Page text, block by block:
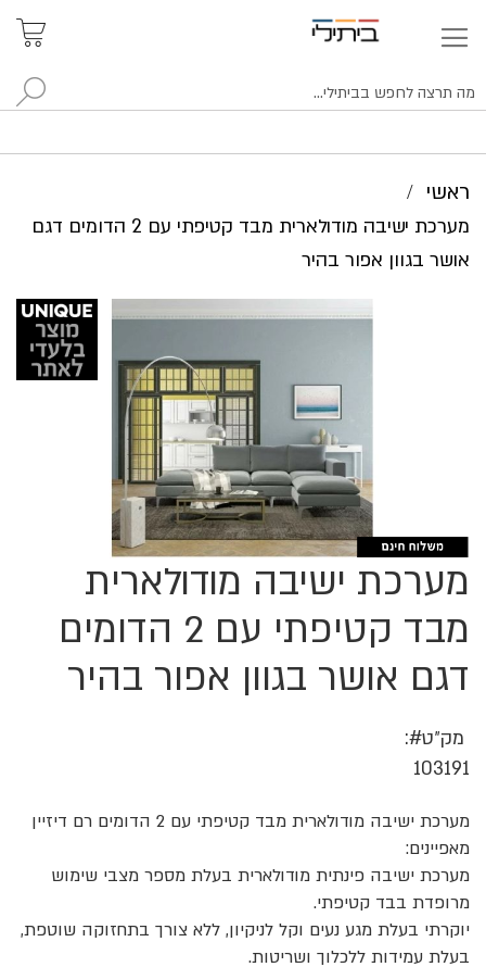
ראשי
מערכת ישיבה מודולארית מבד קטיפתי עם 2 הדומים דגם
אושר בגוון אפור בהיר
מערכת ישיבה מודולארית
מבד קטיפתי עם 2 הדומים
דגם אושר בגוון אפור בהיר
מק״ט
103191
מערכת ישיבה מודולארית מבד קטיפתי עם 2 הדומים רם דיזיין
מאפיינים:
מערכת ישיבה פינתית מודולארית בעלת מספר מצבי שימוש
מרופדת בבד קטיפתי.
יוקרתי בעלת מגע נעים וקל לניקיון, ללא צורך בתחזוקה שוטפת,
בעלת עמידות ללכלוך ושריטות.
לדלג
להתחלה
גלריית